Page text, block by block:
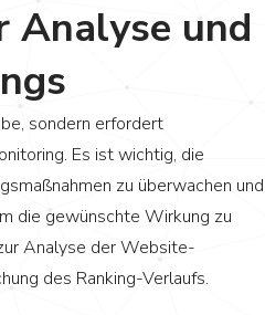
Analyse und
sondern erfordert
Es ist wichtig, die
zu überwachen und
die gewünschte Wirkung zu
Analyse der Website-
des Ranking-Verlaufs.